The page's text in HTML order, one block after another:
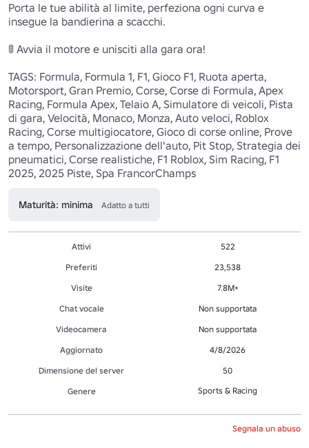
Porta le tue abilità al limite, perfeziona ogni curva e
insegue la bandierina a scacchi.
🚦 Avvia il motore e unisciti alla gara ora!
TAGS: Formula, Formula 1, F1, Gioco F1, Ruota aperta,
Motorsport, Gran Premio, Corse, Corse di Formula, Apex
Racing, Formula Apex, Telaio A, Simulatore di veicoli, Pista
di gara, Velocità, Monaco, Monza, Auto veloci, Roblox
Racing, Corse multigiocatore, Gioco di corse online, Prove
a tempo, Personalizzazione dell'auto, Pit Stop, Strategia dei
pneumatici, Corse realistiche, F1 Roblox, Sim Racing, F1
2025, 2025 Piste, Spa FrancorChamps
Maturità: minima Adatto a tutti
Attivi
522
Preferiti
23,538
Visite
7.8M+
Chat vocale
Non supportata
Videocamera
Non supportata
Aggiornato
4/8/2026
Dimensione del server
50
Genere
Sports & Racing
Segnala un abuso